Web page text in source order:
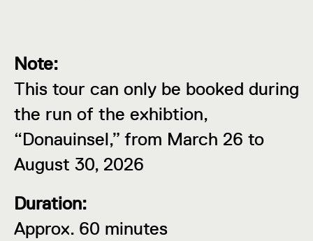
Note:
This tour can only be booked during
the run of the exhibtion,
“Donauinsel,” from March 26 to
August 30, 2026
Duration:
Approx. 60 minutes